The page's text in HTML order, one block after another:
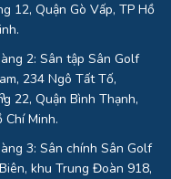
12, Quận Gò Vấp, TP Hồ
2: Sân tập Sân Golf
234 Ngô Tất Tố,
22, Quận Bình Thạnh,
Chí Minh.
3: Sân chính Sân Golf
khu Trung Đoàn 918,